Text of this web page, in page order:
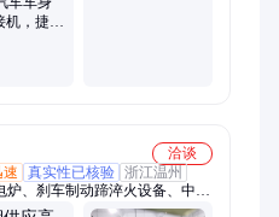
机，捷豹
洽谈
速 真实性已核验 浙江温州
、刹车制动蹄淬火设备、中频
炉、感应加热炉、高频加热机、